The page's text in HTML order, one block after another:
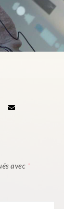
avec *